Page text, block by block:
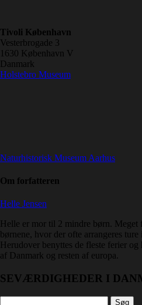
Tivoli København
Vesterbrogade 3
1630 København V
Danmark
Holstebro Museum
Naturhistorisk Museum Aarhus
Om forfatteren
Helle Jensen
Helle er mor til 2 mindre børn. Meget
børnene, hvor der ofte arrangeres
Herudover benyttes de fleste ferier
af Danmark og resten af europa.
SEVÆRDIGHEDER I